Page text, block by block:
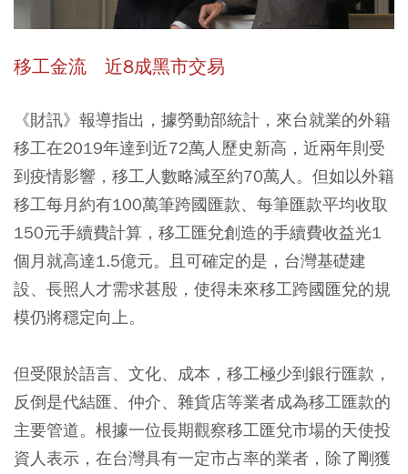
移工金流 近8成黑市交易
《財訊》報導指出，據勞動部統計，來台就業的外籍
移工在2019年達到近72萬人歷史新高，近兩年則受
到疫情影響，移工人數略減至約70萬人。但如以外籍
移工每月約有100萬筆跨國匯款、每筆匯款平均收取
150元手續費計算，移工匯兌創造的手續費收益光1
個月就高達1.5億元。且可確定的是，台灣基礎建
設、長照人才需求甚殷，使得未來移工跨國匯兌的規
模仍將穩定向上。
但受限於語言、文化、成本，移工極少到銀行匯款，
反倒是代結匯、仲介、雜貨店等業者成為移工匯款的
主要管道。根據一位長期觀察移工匯兌市場的天使投
資人表示，在台灣具有一定市占率的業者，除了剛獲